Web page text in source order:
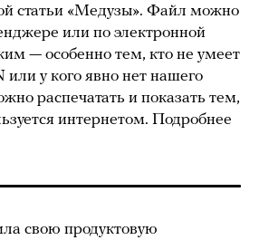
статьи «Медузы». Файл можно
или по электронной
— особенно тем, кто не умеет
или у кого явно нет нашего
распечатать и показать тем,
интернетом. Подробнее
свою продуктовую